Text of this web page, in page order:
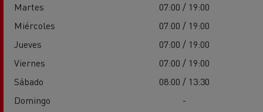
Martes
07:00 / 19:00
Miércoles
07:00 / 19:00
Jueves
07:00 / 19:00
Viernes
07:00 / 19:00
Sábado
08:00 / 13:30
Domingo
-